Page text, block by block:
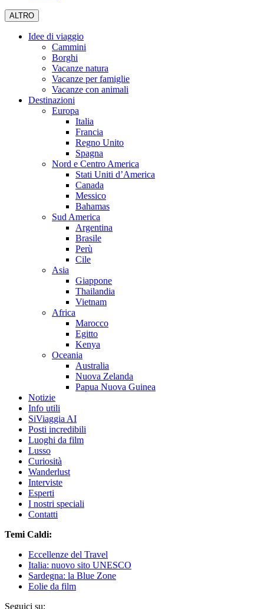
ALTRO
Idee di viaggio
Cammini
Borghi
Vacanze natura
Vacanze per famiglie
Vacanze con animali
Destinazioni
Europa
Italia
Francia
Regno Unito
Spagna
Nord e Centro America
Stati Uniti d’America
Canada
Messico
Bahamas
Sud America
Argentina
Brasile
Perù
Cile
Asia
Giappone
Thailandia
Vietnam
Africa
Marocco
Egitto
Kenya
Oceania
Australia
Nuova Zelanda
Papua Nuova Guinea
Notizie
Info utili
SiViaggia AI
Posti incredibili
Luoghi da film
Lusso
Curiosità
Wanderlust
Interviste
Esperti
I nostri speciali
Contatti
Temi Caldi:
Eccellenze del Travel
Italia: nuovo sito UNESCO
Sardegna: la Blue Zone
Eolie da film
Seguici su: